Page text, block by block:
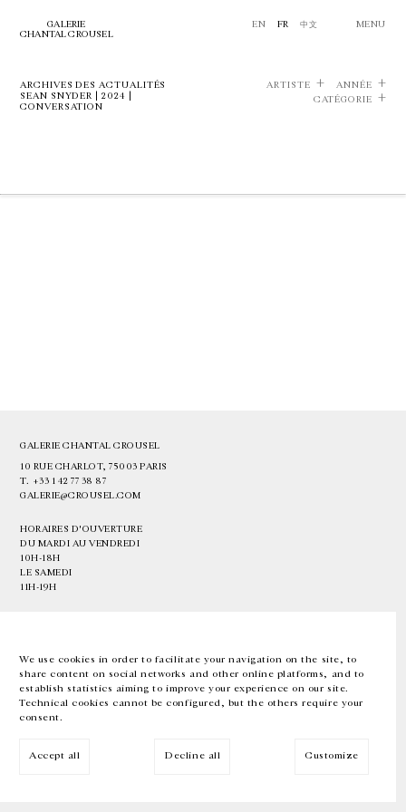
We use cookies in order to facilitate your navigation on the site, to
share content on social networks and other online platforms, and to
establish statistics aiming to improve your experience on our site.
Technical cookies cannot be configured, but the others require your
consent.
Accept all Decline all Customize
GALERIE
CHANTAL CROUSEL
EN FR 中文 MENU
ARCHIVES DES ACTUALITÉS
SEAN SNYDER | 2024 |
CONVERSATION
ARTISTE
ANNÉE
CATÉGORIE
GALERIE CHANTAL CROUSEL
10 RUE CHARLOT, 75003 PARIS
T. +33 1 42 77 38 87
GALERIE@CROUSEL.COM
HORAIRES D'OUVERTURE
DU MARDI AU VENDREDI
10H-18H
LE SAMEDI
11H-19H
EN FR 中文 Facebook Instagram
Inscrivez-vous à notre newsletter